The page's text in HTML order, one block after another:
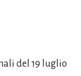
del 19 luglio